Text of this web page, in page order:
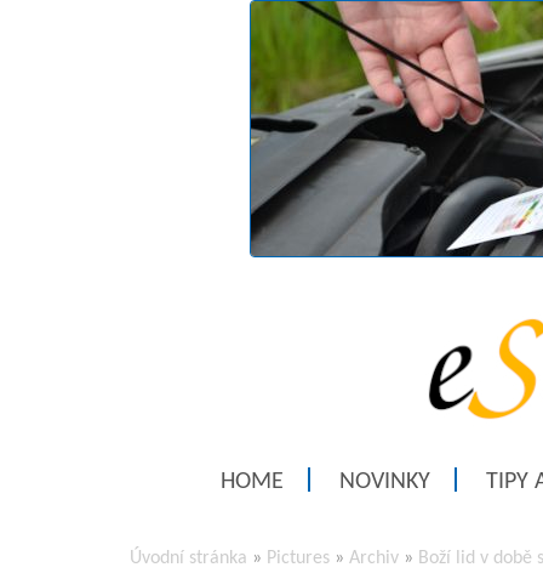
HOME NOVINKY TIPY
Úvodní stránka » Pictures » Archiv » Boží lid v době